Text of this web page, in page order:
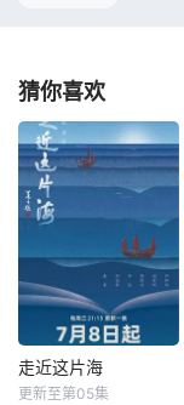
猜你喜欢
走近这片海
更新至第05集